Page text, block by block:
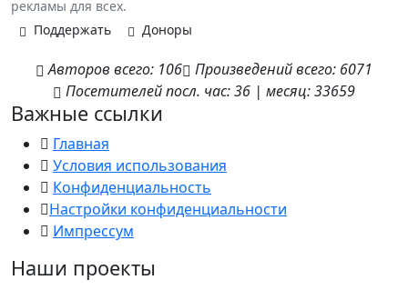
рекламы для всех.
Поддержать
Доноры
Автороввсего: 106 Произведенийвсего: 6071
Посетителейпосл. час:36 | месяц:33659
Важные ссылки
Главная
Условия использования
Конфиденциальность
Настройки конфиденциальности
Импрессум
Наши проекты